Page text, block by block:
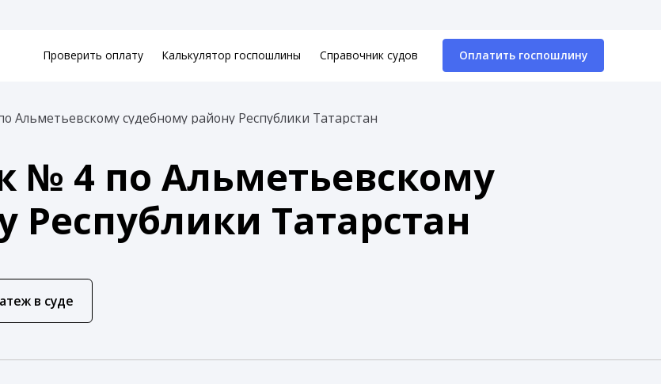
Проверить оплату Калькулятор госпошлины Справочник судов Оплатить госпошлину
Альметьевскому судебному району Республики Татарстан
№ 4 по Альметьевскому
Республики Татарстан
в суде